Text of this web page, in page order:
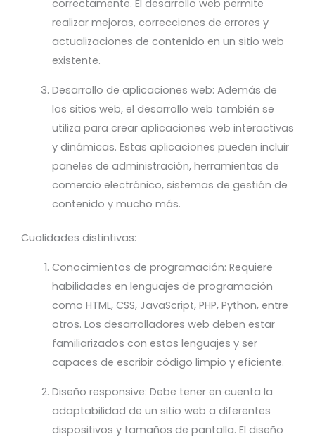
correctamente. El desarrollo web permite
realizar mejoras, correcciones de errores y
actualizaciones de contenido en un sitio web
existente.
Desarrollo de aplicaciones web: Además de
los sitios web, el desarrollo web también se
utiliza para crear aplicaciones web interactivas
y dinámicas. Estas aplicaciones pueden incluir
paneles de administración, herramientas de
comercio electrónico, sistemas de gestión de
contenido y mucho más.
Cualidades distintivas:
Conocimientos de programación: Requiere
habilidades en lenguajes de programación
como HTML, CSS, JavaScript, PHP, Python, entre
otros. Los desarrolladores web deben estar
familiarizados con estos lenguajes y ser
capaces de escribir código limpio y eficiente.
Diseño responsive: Debe tener en cuenta la
adaptabilidad de un sitio web a diferentes
dispositivos y tamaños de pantalla. El diseño